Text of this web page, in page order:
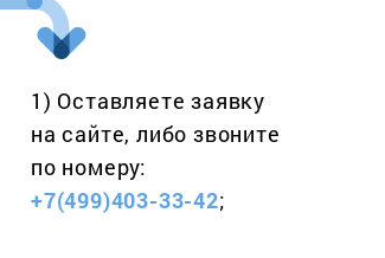
1) Оставляете заявку
на сайте, либо звоните
по номеру:
+7(499)403-33-42;